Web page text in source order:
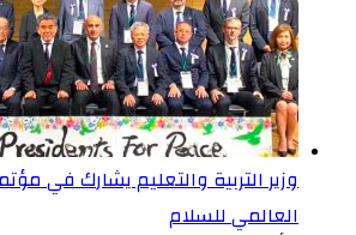
وزير التربية والتعليم يشارك في
العالمي للسلام